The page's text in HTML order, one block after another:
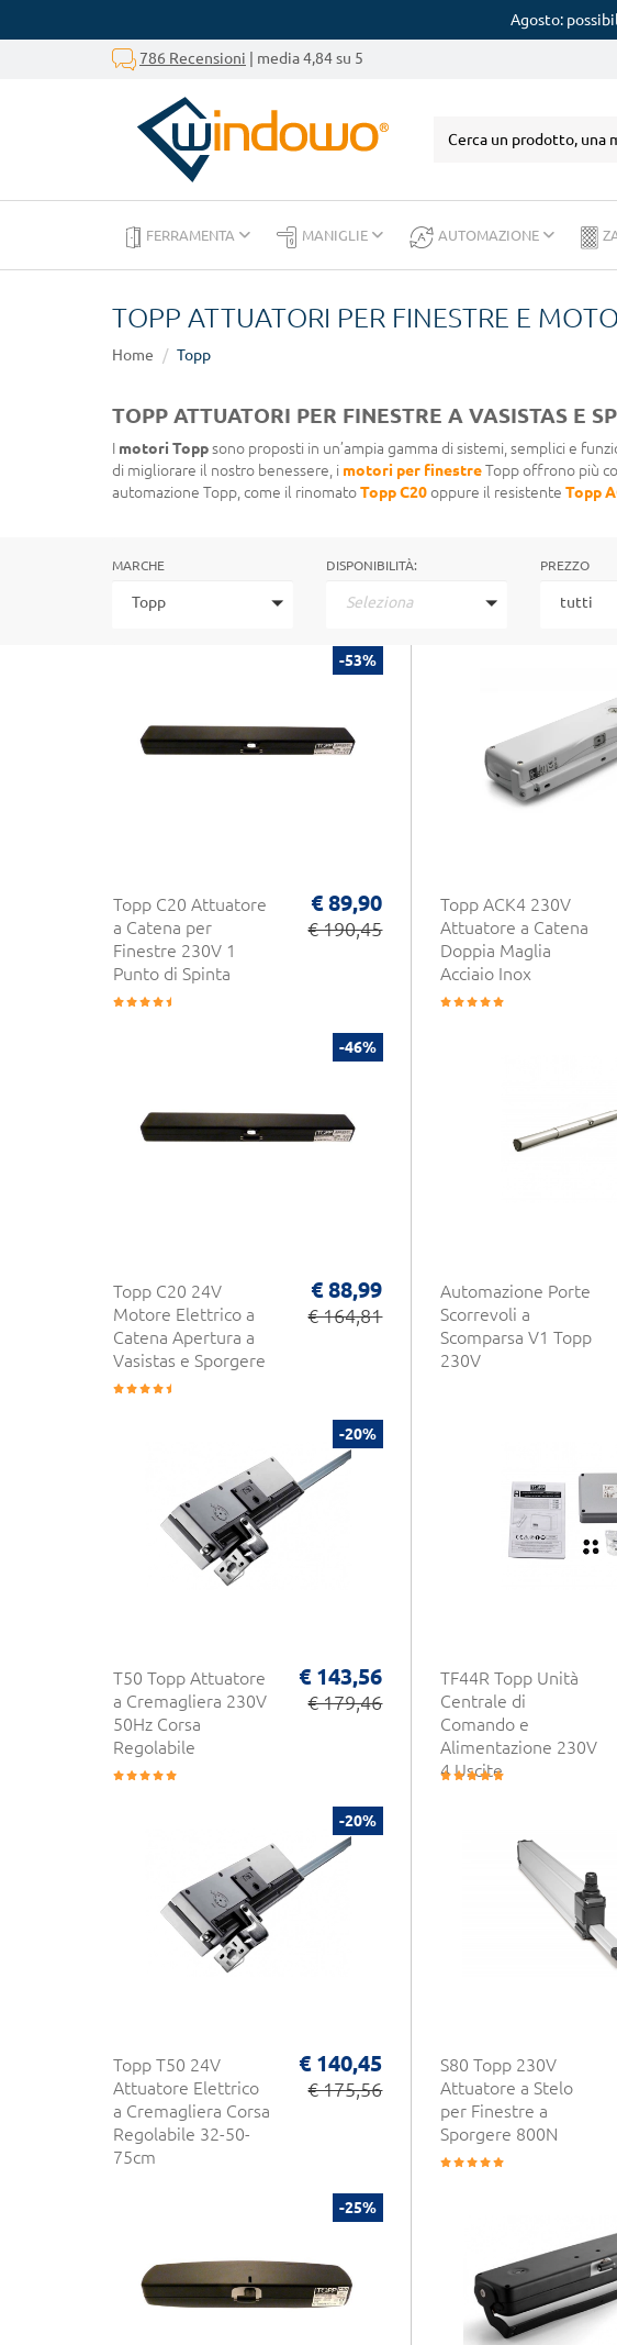
Agosto:
786 Recensioni | media 4,84 su 5
FERRAMENTA MANIGLIE AUTOMAZIONE
TOPP ATTUATORI PER FINESTRE E
Home Topp
TOPP ATTUATORI PER FINESTRE A VASISTAS E
I motori Toppsono proposti in un’ampia gamma di sistemi, semplici e
di migliorare il nostro benessere, i motori per finestreTopp offrono più
automazione Topp, come il rinomatoTopp C20oppure il resistente Topp
MARCHE
Topp
DISPONIBILITÀ:
Seleziona
PREZZO
tutti
-53%
Topp C20 Attuatore
a Catena per
Finestre 230V 1
Punto di Spinta
€ 89,90
€ 190,45
Topp ACK4 230V
Attuatore a Catena
Doppia Maglia
Acciaio Inox
-46%
Topp C20 24V
Motore Elettrico a
Catena Apertura a
Vasistas e Sporgere
€ 88,99
€ 164,81
Automazione Porte
Scorrevoli a
Scomparsa V1 Topp
230V
-20%
T50 Topp Attuatore
a Cremagliera 230V
50Hz Corsa
Regolabile
€ 143,56
€ 179,46
TF44R Topp Unità
Centrale di
Comando e
Alimentazione 230V
4 Uscite
-20%
Topp T50 24V
Attuatore Elettrico
a Cremagliera Corsa
Regolabile 32-50-
75cm
€ 140,45
€ 175,56
S80 Topp 230V
Attuatore a Stelo
per Finestre a
Sporgere 800N
-25%